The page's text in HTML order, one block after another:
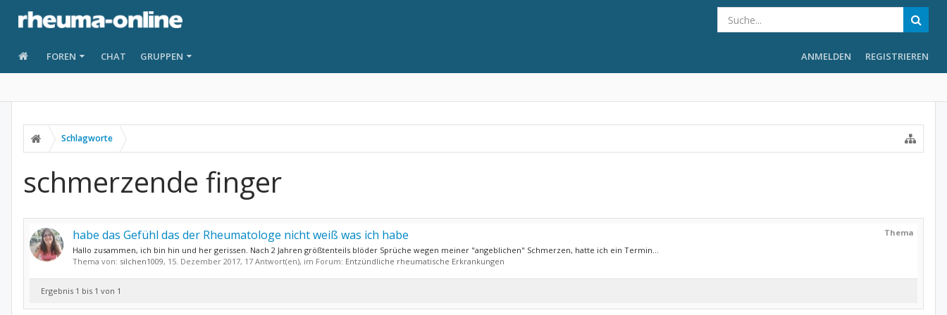
FOREN CHAT GRUPPEN ANMELDEN REGISTRIEREN
Schlagworte
schmerzende finger
Thema
habe das Gefühl das der Rheumatologe nicht weiß was ich habe
Hallo zusammen, ich bin hin und her gerissen. Nach 2 Jahren größtenteils blöder Sprüche wegen meiner "angeblichen" Schmerzen, hatte ich ein Termin...
Thema von: silchen1009, 15. Dezember 2017, 17 Antwort(en), im Forum: Entzündliche rheumatische Erkrankungen
Ergebnis 1 bis 1 von 1